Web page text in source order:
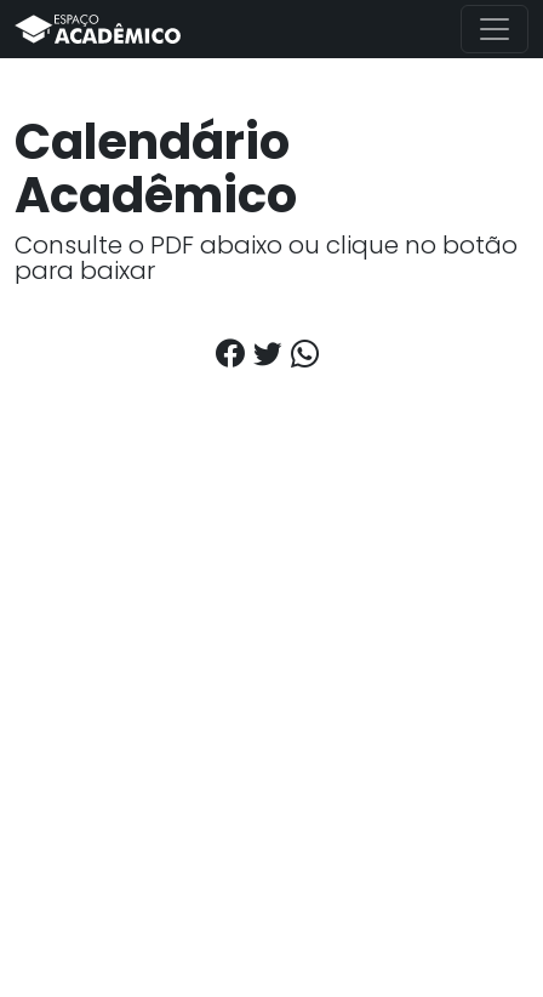
Calendário
Acadêmico
Consulte o PDF abaixo ou clique no botão
para baixar